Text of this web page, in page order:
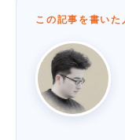
この記事を書いた